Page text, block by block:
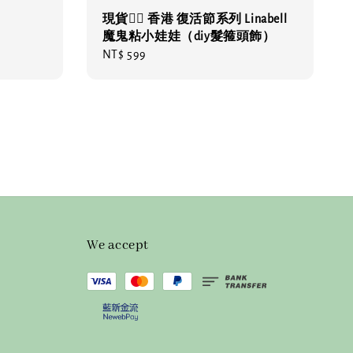
現貨❤️‍🔥 香港 復活節系列 Linabell
魔鬼粘小娃娃（diy髮箍頭飾）
Regular
NT$ 599
We accept